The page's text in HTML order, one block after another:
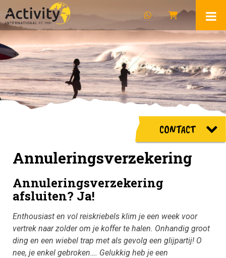
CONTACT
Annuleringsverzekering
Annuleringsverzekering
afsluiten? Ja!
Enthousiast en vol reiskriebels klim je een week voor
vertrek naar zolder om je koffer te halen. Onhandig groot
ding en een wiebel trap met als gevolg een glijpartij! O
nee, je enkel gebroken…. Gelukkig heb je een